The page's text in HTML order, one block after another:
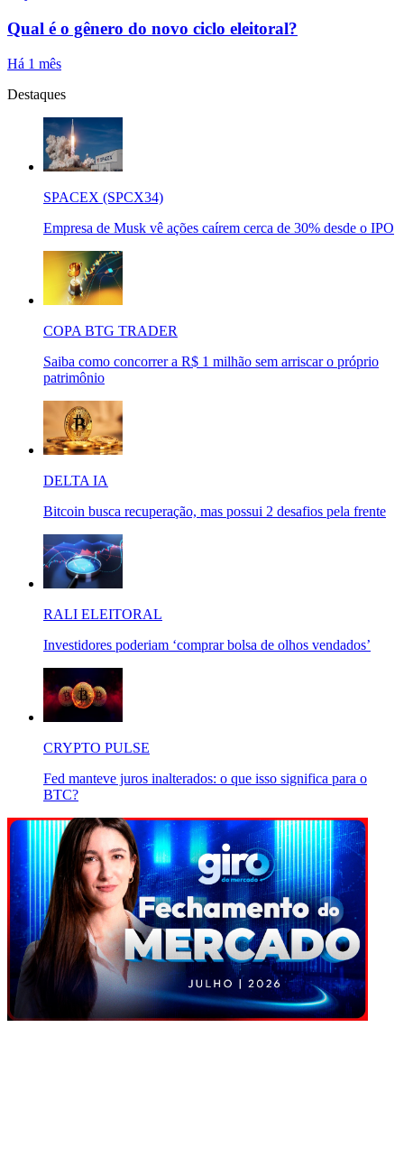
Qual é o gênero do novo ciclo eleitoral?
Há 1 mês
Destaques
SPACEX (SPCX34)
Empresa de Musk vê ações caírem cerca de 30% desde o IPO
COPA BTG TRADER
Saiba como concorrer a R$ 1 milhão sem arriscar o próprio
patrimônio
DELTA IA
Bitcoin busca recuperação, mas possui 2 desafios pela frente
RALI ELEITORAL
Investidores poderiam ‘comprar bolsa de olhos vendados’
CRYPTO PULSE
Fed manteve juros inalterados: o que isso significa para o
BTC?